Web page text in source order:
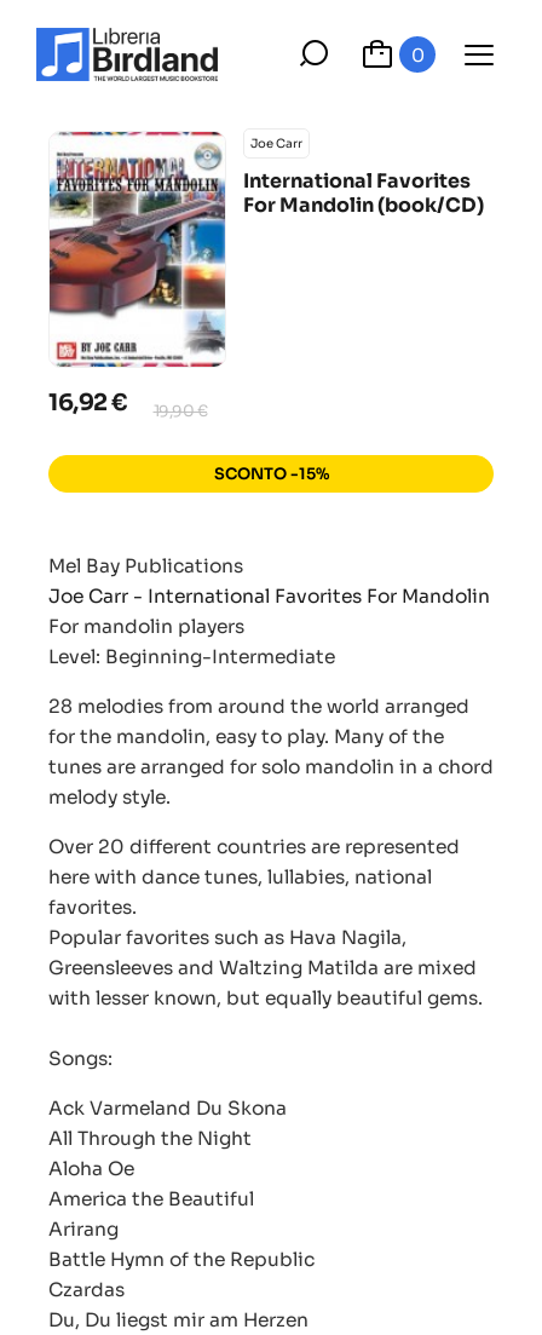
0
Joe Carr
International Favorites
For Mandolin (book/CD)
16,92 € 19,90 €
SCONTO -15%
Mel Bay Publications
Joe Carr - International Favorites For Mandolin
For mandolin players
Level: Beginning-Intermediate
28 melodies from around the world arranged
for the mandolin, easy to play. Many of the
tunes are arranged for solo mandolin in a chord
melody style.
Over 20 different countries are represented
here with dance tunes, lullabies, national
favorites.
Popular favorites such as Hava Nagila,
Greensleeves and Waltzing Matilda are mixed
with lesser known, but equally beautiful gems.
Songs:
Ack Varmeland Du Skona
All Through the Night
Aloha Oe
America the Beautiful
Arirang
Battle Hymn of the Republic
Czardas
Du, Du liegst mir am Herzen